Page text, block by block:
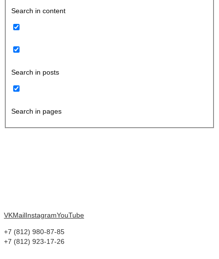
Search in content
Search in posts
Search in pages
VKMailInstagramYouTube
+7 (812) 980-87-85
+7 (812) 923-17-26